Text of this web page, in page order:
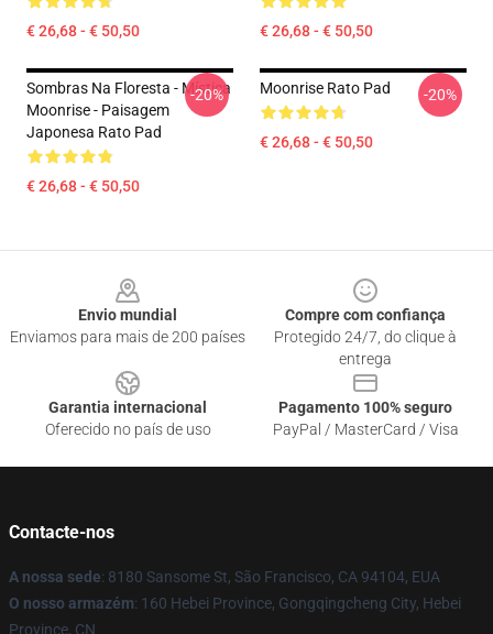
€ 26,68 - € 50,50 € 26,68 - € 50,50
Sombras Na Floresta - Mística
Moonrise - Paisagem
Japonesa Rato Pad
€ 26,68 - € 50,50
-20% Moonrise Rato Pad
€ 26,68 - € 50,50
-20%
Envio mundial
Enviamos para mais de 200 países
Compre com confiança
Protegido 24/7, do clique à
entrega
Garantia internacional
Oferecido no país de uso
Pagamento 100% seguro
PayPal / MasterCard / Visa
Contacte-nos
A nossa sede: 8180 Sansome St, São Francisco, CA 94104, EUA
O nosso armazém: 160 Hebei Province, Gongqingcheng City, Hebei
Province, CN